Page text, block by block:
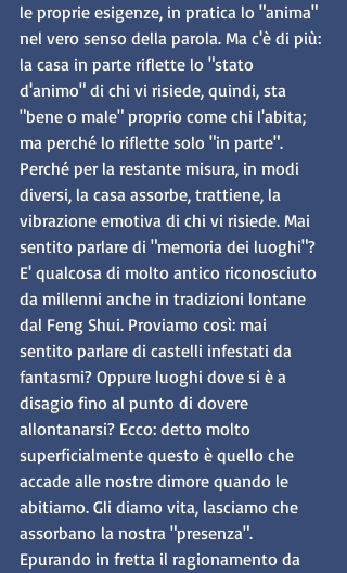
le proprie esigenze, in pratica lo "anima"
nel vero senso della parola. Ma c'è di più:
la casa in parte riflette lo "stato
d'animo" di chi vi risiede, quindi, sta
"bene o male" proprio come chi l'abita;
ma perché lo riflette solo "in parte".
Perché per la restante misura, in modi
diversi, la casa assorbe, trattiene, la
vibrazione emotiva di chi vi risiede. Mai
sentito parlare di "memoria dei luoghi"?
E' qualcosa di molto antico riconosciuto
da millenni anche in tradizioni lontane
dal Feng Shui. Proviamo così: mai
sentito parlare di castelli infestati da
fantasmi? Oppure luoghi dove si è a
disagio fino al punto di dovere
allontanarsi? Ecco: detto molto
superficialmente questo è quello che
accade alle nostre dimore quando le
abitiamo. Gli diamo vita, lasciamo che
assorbano la nostra "presenza".
Epurando in fretta il ragionamento da